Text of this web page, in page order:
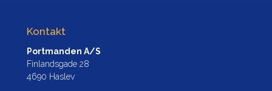
Kontakt
Portmanden A/S
Finlandsgade 28
4690 Haslev